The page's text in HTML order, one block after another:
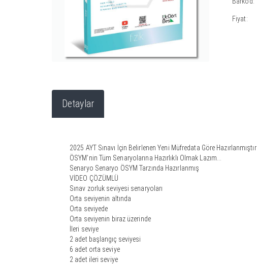
Fiyat:
Detaylar
2025 AYT Sınavı İçin Belirlenen Yeni Müfredata Göre Hazırlanmıştır
ÖSYM’nin Tüm Senaryolarına Hazırlıklı Olmak Lazım…
Senaryo Senaryo ÖSYM Tarzında Hazırlanmış
VİDEO ÇÖZÜMLÜ
Sınav zorluk seviyesi senaryoları
Orta seviyenin altında
Orta seviyede
Orta seviyenin biraz üzerinde
İleri seviye
2 adet başlangıç seviyesi
6 adet orta seviye
2 adet ileri seviye